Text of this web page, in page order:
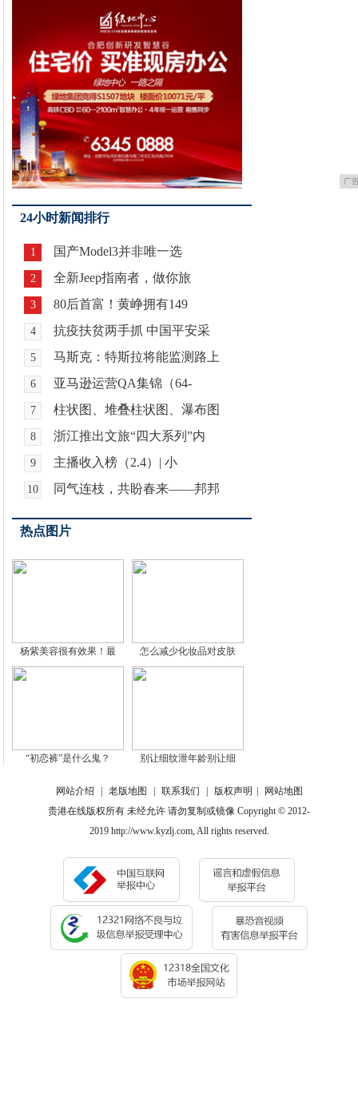
广
24小时新闻排行
1 国产Model3并非唯一选
2 全新Jeep指南者，做你旅
3 80后首富！黄峥拥有149
4 抗疫扶贫两手抓 中国平安采
5 马斯克：特斯拉将能监测路上
6 亚马逊运营QA集锦（64-
7 柱状图、堆叠柱状图、瀑布图
8 浙江推出文旅“四大系列”内
9 主播收入榜（2.4）| 小
10 同气连枝，共盼春来——邦邦
热点图片
杨紫美容很有效果！最 怎么减少化妆品对皮肤
“初恋裤”是什么鬼？ 别让细纹泄年龄别让细
网站介绍 老版地图 联系我们 版权声明
网站地图
贵港在线版权所有 未经允许 请勿复制或镜像 Copyright © 2012-
2019 http://www.kyzlj.com, All rights reserved.